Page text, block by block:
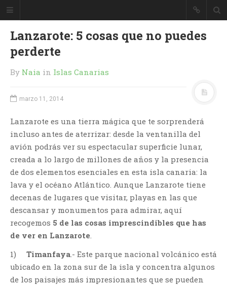
Lanzarote: 5 cosas que no puedes
perderte
By Naia in Islas Canarias
marzo 11, 2014
Lanzarote es una tierra mágica que te sorprenderá
incluso antes de aterrizar: desde la ventanilla del
avión podrás ver su espectacular superficie lunar,
creada a lo largo de millones de años y la presencia
de dos elementos esenciales en esta isla canaria: la
lava y el océano Atlántico. Aunque Lanzarote tiene
decenas de lugares que visitar, playas en las que
descansar y monumentos para admirar, aquí
recogemos 5 de las cosas imprescindibles que has
de ver en Lanzarote
1) Timanfaya.- Este parque nacional volcánico está
ubicado en la zona sur de la isla y concentra algunos
de los paisajes más impresionantes que se pueden